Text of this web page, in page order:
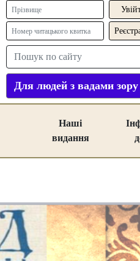
Для людей з вадами зору
Наші
видання